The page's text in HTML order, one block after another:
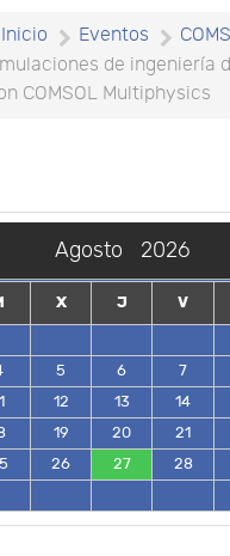
Inicio Eventos
de ingeniería
COMSOL Multiphysics
Agosto 2026
X J V
5 6 7
12 13 14
19 20 21
26 27 28